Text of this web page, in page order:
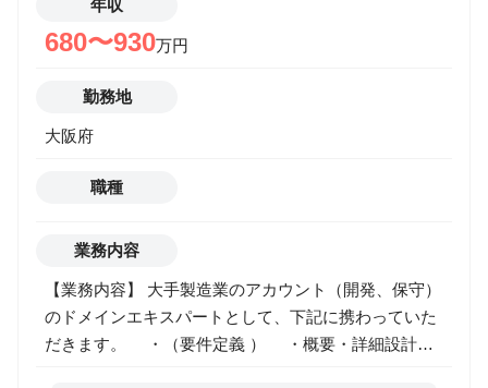
キャプチャデータの調整・クリーニング ・手付けアニ
メーションの制作 ▼ ゲーム実装・調整 ・Unity：
Animator Controller／State Machine／Animation
Rigging ・Unreal：Anim Blueprint／State Machine／
Control Rig ・動きの遷移（ブレンド、補間）の調整 ・
での攻撃タイミング・ヒットフレーム合わせ ・カメラ
調整・フレーム削減 ・レスポンス改善のための調整
のクリーンアップ ▼ 演出・上流工程 ・アクション演
出案の提案 ・キャラ性を表現する動きの作成 ・企画
意図を理解したアニメーション表現 ・プランナー／エ
年収
680〜930万円
勤務地
大阪府
職種
業務内容
【業務内容】 大手製造業のアカウント（開発、保守）
のドメインエキスパートとして、下記に携わっていた
だきます。 ・（要件定義 ） ・概要・詳細設計